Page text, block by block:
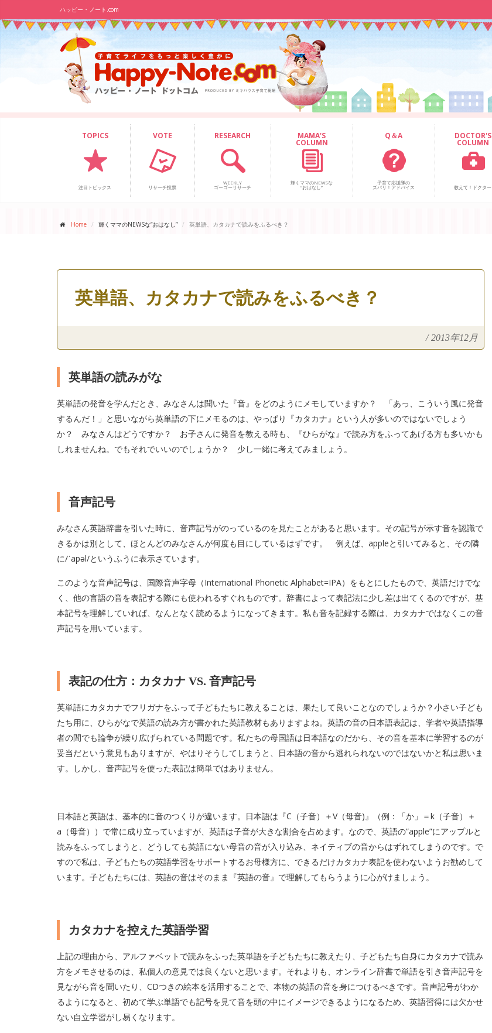
ハッピー・ノート.com
TOPICS
注目トピックス
VOTE
リサーチ投票
RESEARCH
WEEKLY
ゴーゴーリサーチ
MAMA'S
COLUMN
輝くママのNEWSな
“おはなし”
Q＆A
子育て応援隊の
ズバリ！アドバイス
DOCTOR'S
COLUMN
教えて！ドクター
Home 輝くママのNEWSな“おはなし” 英単語、カタカナで読みをふるべき？
英単語、カタカナで読みをふるべき？
/ 2013年12月
英単語の読みがな
英単語の発音を学んだとき、みなさんは聞いた『音』をどのようにメモしていますか？ 「あっ、こういう風に発音
するんだ！」と思いながら英単語の下にメモるのは、やっぱり『カタカナ』という人が多いのではないでしょう
か？ みなさんはどうですか？ お子さんに発音を教える時も、『ひらがな』で読み方をふってあげる方も多いかも
しれませんね。でもそれでいいのでしょうか？ 少し一緒に考えてみましょう。
音声記号
みなさん英語辞書を引いた時に、音声記号がのっているのを見たことがあると思います。その記号が示す音を認識で
きるかは別として、ほとんどのみなさんが何度も目にしているはずです。 例えば、appleと引いてみると、その隣
に/ˈapəl/というふうに表示さています。
このような音声記号は、国際音声字母（International Phonetic Alphabet=IPA）をもとにしたもので、英語だけでな
く、他の言語の音を表記する際にも使われるすぐれものです。辞書によって表記法に少し差は出てくるのですが、基
本記号を理解していれば、なんとなく読めるようになってきます。私も音を記録する際は、カタカナではなくこの音
声記号を用いています。
表記の仕方：カタカナ VS. 音声記号
英単語にカタカナでフリガナをふって子どもたちに教えることは、果たして良いことなのでしょうか？小さい子ども
たち用に、ひらがなで英語の読み方が書かれた英語教材もありますよね。英語の音の日本語表記は、学者や英語指導
者の間でも論争が繰り広げられている問題です。私たちの母国語は日本語なのだから、その音を基本に学習するのが
妥当だという意見もありますが、やはりそうしてしまうと、日本語の音から逃れられないのではないかと私は思いま
す。しかし、音声記号を使った表記は簡単ではありません。
日本語と英語は、基本的に音のつくりが違います。日本語は『C（子音）＋V（母音)』（例：「か」＝k（子音）＋
a（母音））で常に成り立っていますが、英語は子音が大きな割合を占めます。なので、英語の”apple”にアップルと
読みをふってしまうと、どうしても英語にない母音の音が入り込み、ネイティブの音からはずれてしまうのです。で
すので私は、子どもたちの英語学習をサポートするお母様方に、できるだけカタカナ表記を使わないようお勧めして
います。子どもたちには、英語の音はそのまま『英語の音』で理解してもらうように心がけましょう。
カタカナを控えた英語学習
上記の理由から、アルファベットで読みをふった英単語を子どもたちに教えたり、子どもたち自身にカタカナで読み
方をメモさせるのは、私個人の意見では良くないと思います。それよりも、オンライン辞書で単語を引き音声記号を
見ながら音を聞いたり、CDつきの絵本を活用することで、本物の英語の音を身につけるべきです。音声記号がわか
るようになると、初めて学ぶ単語でも記号を見て音を頭の中にイメージできるようになるため、英語習得には欠かせ
ない自立学習がし易くなります。